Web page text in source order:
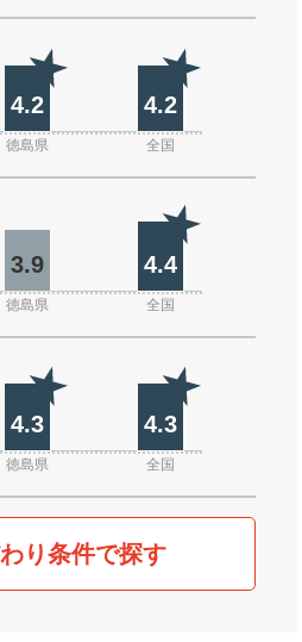
4.2 4.2
徳島県 全国
3.9 4.4
徳島県 全国
4.3 4.3
徳島県 全国
り条件で探す